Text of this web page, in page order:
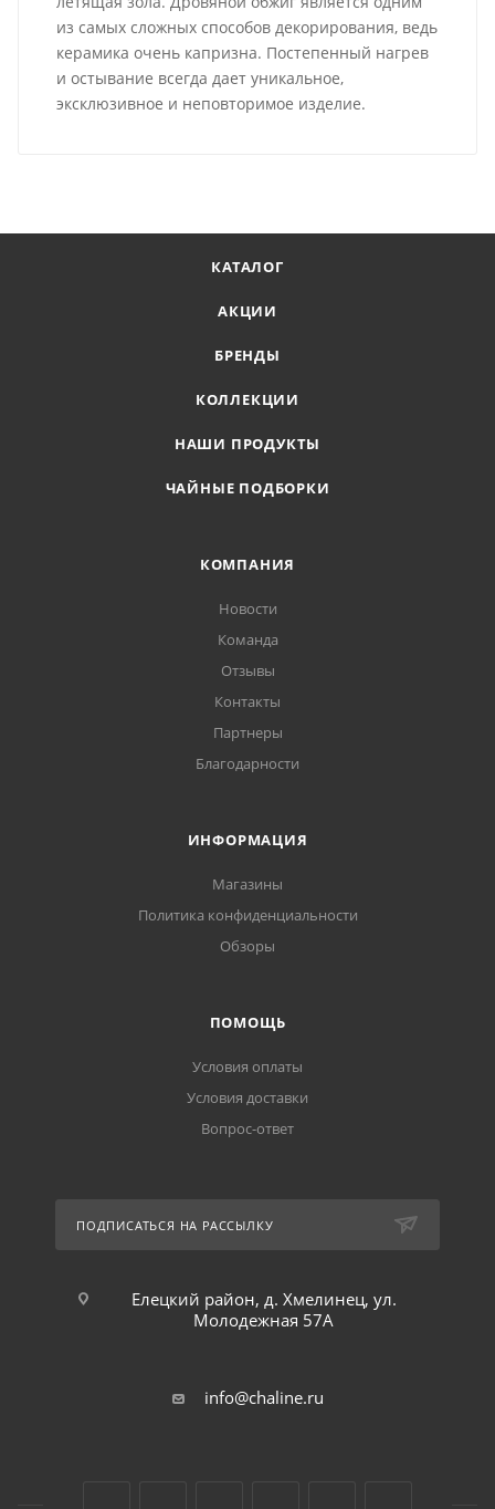
из самых сложных способов декорирования, ведь
керамика очень капризна. Постепенный нагрев
и остывание всегда дает уникальное,
эксклюзивное и неповторимое изделие.
КАТАЛОГ
АКЦИИ
БРЕНДЫ
КОЛЛЕКЦИИ
НАШИ ПРОДУКТЫ
ЧАЙНЫЕ ПОДБОРКИ
КОМПАНИЯ
Новости
Команда
Отзывы
Контакты
Партнеры
Благодарности
ИНФОРМАЦИЯ
Магазины
Политика конфиденциальности
Обзоры
ПОМОЩЬ
Условия оплаты
Условия доставки
Вопрос-ответ
ПОДПИСАТЬСЯ НА РАССЫЛКУ
Елецкий район, д. Хмелинец, ул.
Молодежная 57А
info@chaline.ru